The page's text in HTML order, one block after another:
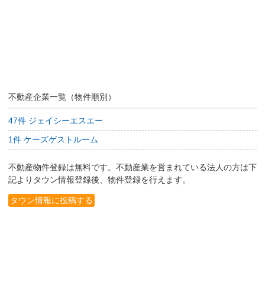
不動産企業一覧（物件順別）
47件 ジェイシーエスエー
1件 ケーズゲストルーム
不動産物件登録は無料です。不動産業を営まれている法人の方は下
記よりタウン情報登録後、物件登録を行えます。
タウン情報に投稿する